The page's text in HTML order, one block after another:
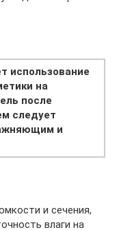
использование
на
после
следует
и
и сечения,
влаги на